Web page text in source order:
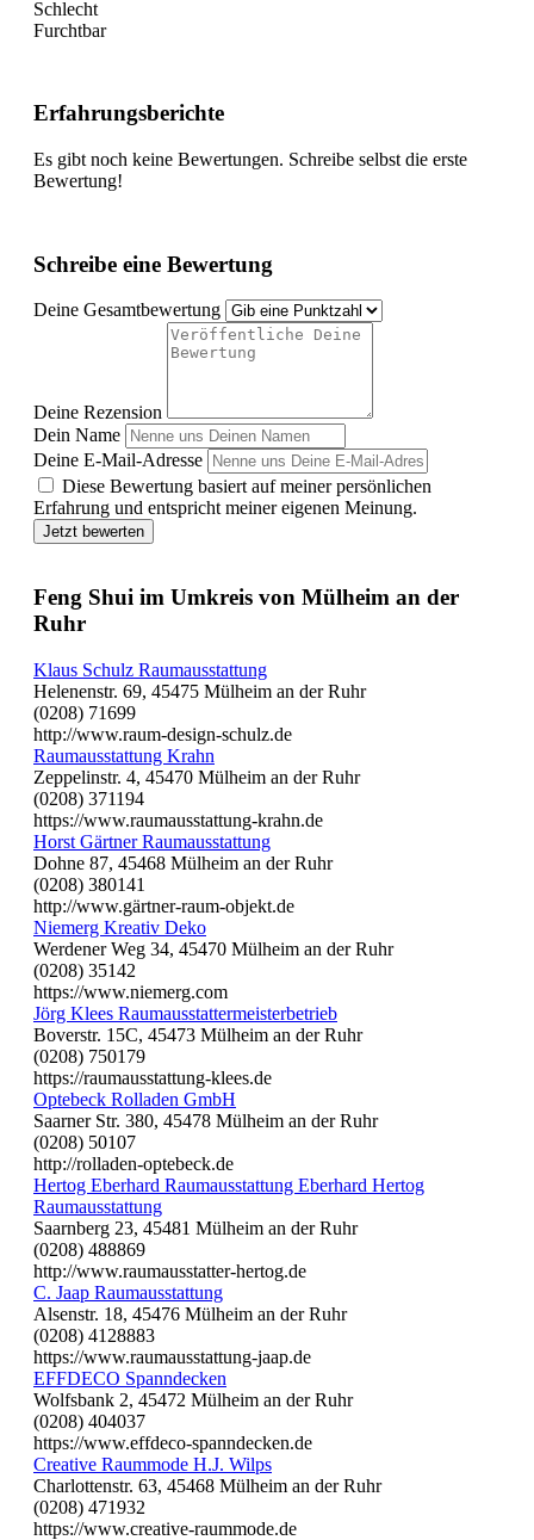
Schlecht
Furchtbar
Erfahrungsberichte
Es gibt noch keine Bewertungen. Schreibe selbst die erste
Bewertung!
Schreibe eine Bewertung
Deine Gesamtbewertung
Deine Rezension
Dein Name
Deine E-Mail-Adresse
Diese Bewertung basiert auf meiner persönlichen
Erfahrung und entspricht meiner eigenen Meinung.
Jetzt bewerten
Feng Shui im Umkreis von Mülheim an der
Ruhr
Klaus Schulz Raumausstattung
Helenenstr. 69, 45475 Mülheim an der Ruhr
(0208) 71699
http://www.raum-design-schulz.de
Raumausstattung Krahn
Zeppelinstr. 4, 45470 Mülheim an der Ruhr
(0208) 371194
https://www.raumausstattung-krahn.de
Horst Gärtner Raumausstattung
Dohne 87, 45468 Mülheim an der Ruhr
(0208) 380141
http://www.gärtner-raum-objekt.de
Niemerg Kreativ Deko
Werdener Weg 34, 45470 Mülheim an der Ruhr
(0208) 35142
https://www.niemerg.com
Jörg Klees Raumausstattermeisterbetrieb
Boverstr. 15C, 45473 Mülheim an der Ruhr
(0208) 750179
https://raumausstattung-klees.de
Optebeck Rolladen GmbH
Saarner Str. 380, 45478 Mülheim an der Ruhr
(0208) 50107
http://rolladen-optebeck.de
Hertog Eberhard Raumausstattung Eberhard Hertog
Raumausstattung
Saarnberg 23, 45481 Mülheim an der Ruhr
(0208) 488869
http://www.raumausstatter-hertog.de
C. Jaap Raumausstattung
Alsenstr. 18, 45476 Mülheim an der Ruhr
(0208) 4128883
https://www.raumausstattung-jaap.de
EFFDECO Spanndecken
Wolfsbank 2, 45472 Mülheim an der Ruhr
(0208) 404037
https://www.effdeco-spanndecken.de
Creative Raummode H.J. Wilps
Charlottenstr. 63, 45468 Mülheim an der Ruhr
(0208) 471932
https://www.creative-raummode.de